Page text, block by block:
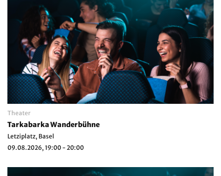
Theater
Tarkabarka Wanderbühne
Letziplatz, Basel
09.08.2026, 19:00 - 20:00